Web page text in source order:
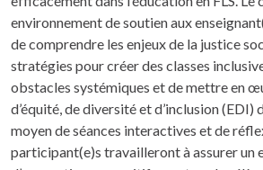
environnement de soutien aux
de comprendre les enjeux de la justice
stratégies pour créer des classes
obstacles systémiques et de mettre en
d’équité, de diversité et d’inclusion (EDI)
moyen de séances interactives et de
participant(e)s travailleront à assurer un